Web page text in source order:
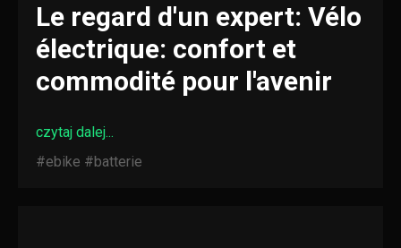
Le regard d'un expert: Vélo
électrique: confort et
commodité pour l'avenir
czytaj dalej...
#ebike #batterie